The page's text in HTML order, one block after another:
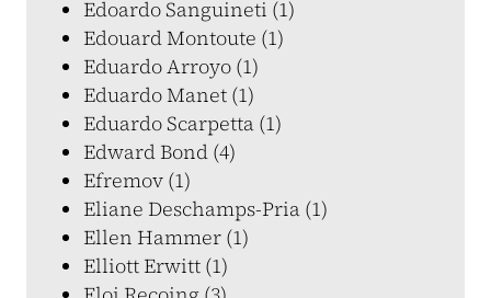
Edoardo Sanguineti (1)
Edouard Montoute (1)
Eduardo Arroyo (1)
Eduardo Manet (1)
Eduardo Scarpetta (1)
Edward Bond (4)
Efremov (1)
Eliane Deschamps-Pria (1)
Ellen Hammer (1)
Elliott Erwitt (1)